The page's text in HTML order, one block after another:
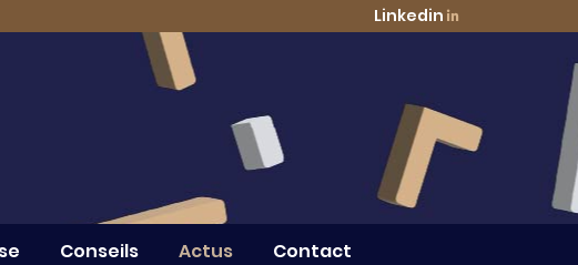
Linkedin
Conseils Actus Contact